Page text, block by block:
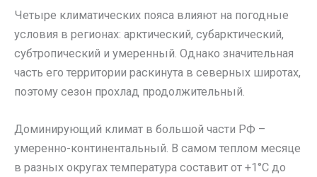
Четыре климатических пояса влияют на погодные
условия в регионах: арктический, субарктический,
субтропический и умеренный. Однако значительная
часть его территории раскинута в северных широтах,
поэтому сезон прохлад продолжительный.
Доминирующий климат в большой части РФ –
умеренно-континентальный. В самом теплом месяце
в разных округах температура составит от +1°C до